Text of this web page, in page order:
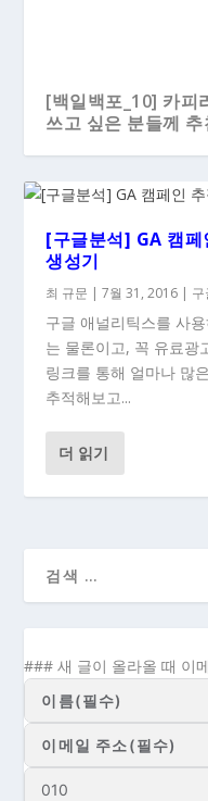
[백일백포_10] 카피
쓰고 싶은 분들께
[구글분석] GA 캠페
생성기
최 규문 |7월 31, 2016 | 구
구글 애널리틱스를 사
는 물론이고, 꼭 유료광
링크를 통해 얼마나 많
추적해보고...
더 읽기
### 새 글이 올라올 때 이